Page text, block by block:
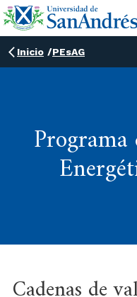
Inicio /PEsAG